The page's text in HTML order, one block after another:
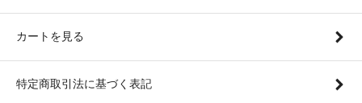
カートを見る
特定商取引法に基づく表記